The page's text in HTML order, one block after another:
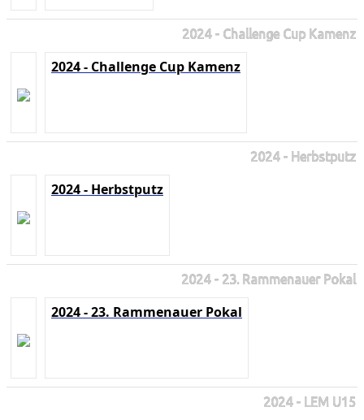
2024 - Challenge Cup Kamenz
2024 - Challenge Cup Kamenz
2024 - Herbstputz
2024 - Herbstputz
2024 - 23. Rammenauer Pokal
2024 - 23. Rammenauer Pokal
2024 - LEM U15